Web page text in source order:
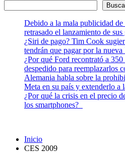
Debido a la mala publicidad
retrasado el lanzamiento de
¿Siri de pago? Tim Cook
tendrán que pagar por la
¿Por qué Ford recontrató a
despedido para reemplazarlos
Alemania habla sobre la
Meta en su país y extenderlo a
¿Por qué la crisis en el precio
los smartphones?
Inicio
CES 2009